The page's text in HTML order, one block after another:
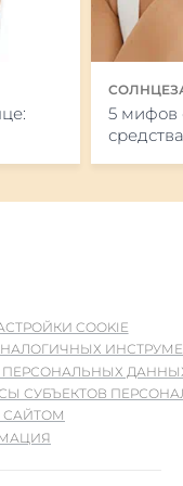
5 мифов
COOKIE
ПЕРСОНАЛЬНЫХ
СУБЪЕКТОВ